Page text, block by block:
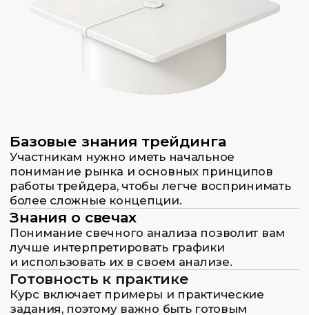
Как проходит
обучение на курсе